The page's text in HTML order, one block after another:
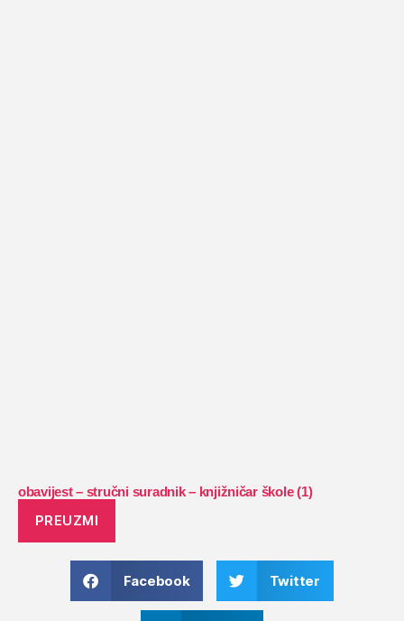
obavijest – stručni suradnik – knjižničar škole (1)
PREUZMI
Facebook Twitter